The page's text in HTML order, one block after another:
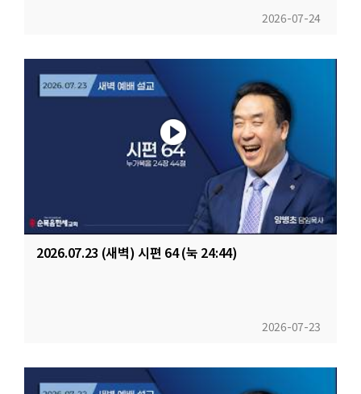
2026-07-24
2026.07.23 (새벽) 시편 64 (눅 24:44)
2026-07-23